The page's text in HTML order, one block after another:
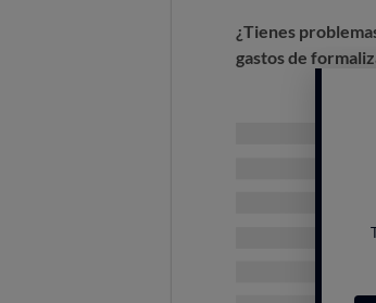
¿Tienes
gastos de
Aunque los
reclamaciones
que estamos
incrementaron